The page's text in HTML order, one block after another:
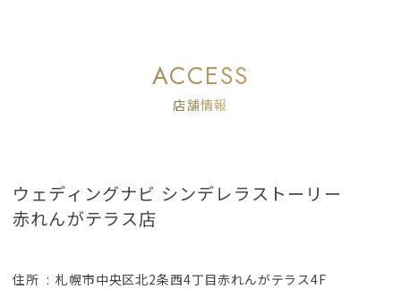
ACCESS
店舗情報
ウェディングナビ シンデレラストーリー
赤れんがテラス店
住所
札幌市中央区北2条西4丁目赤れんがテラス4F